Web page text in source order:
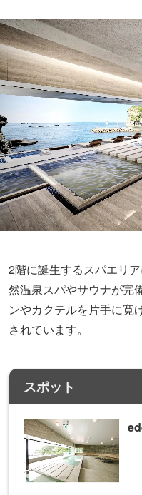
2階に誕生するスパエリ
然温泉スパやサウナが完
ンやカクテルを片手に寛
されています。
スポット